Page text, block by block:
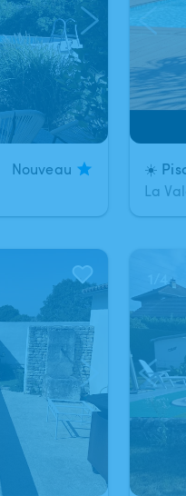
Nouveau
☀️
La